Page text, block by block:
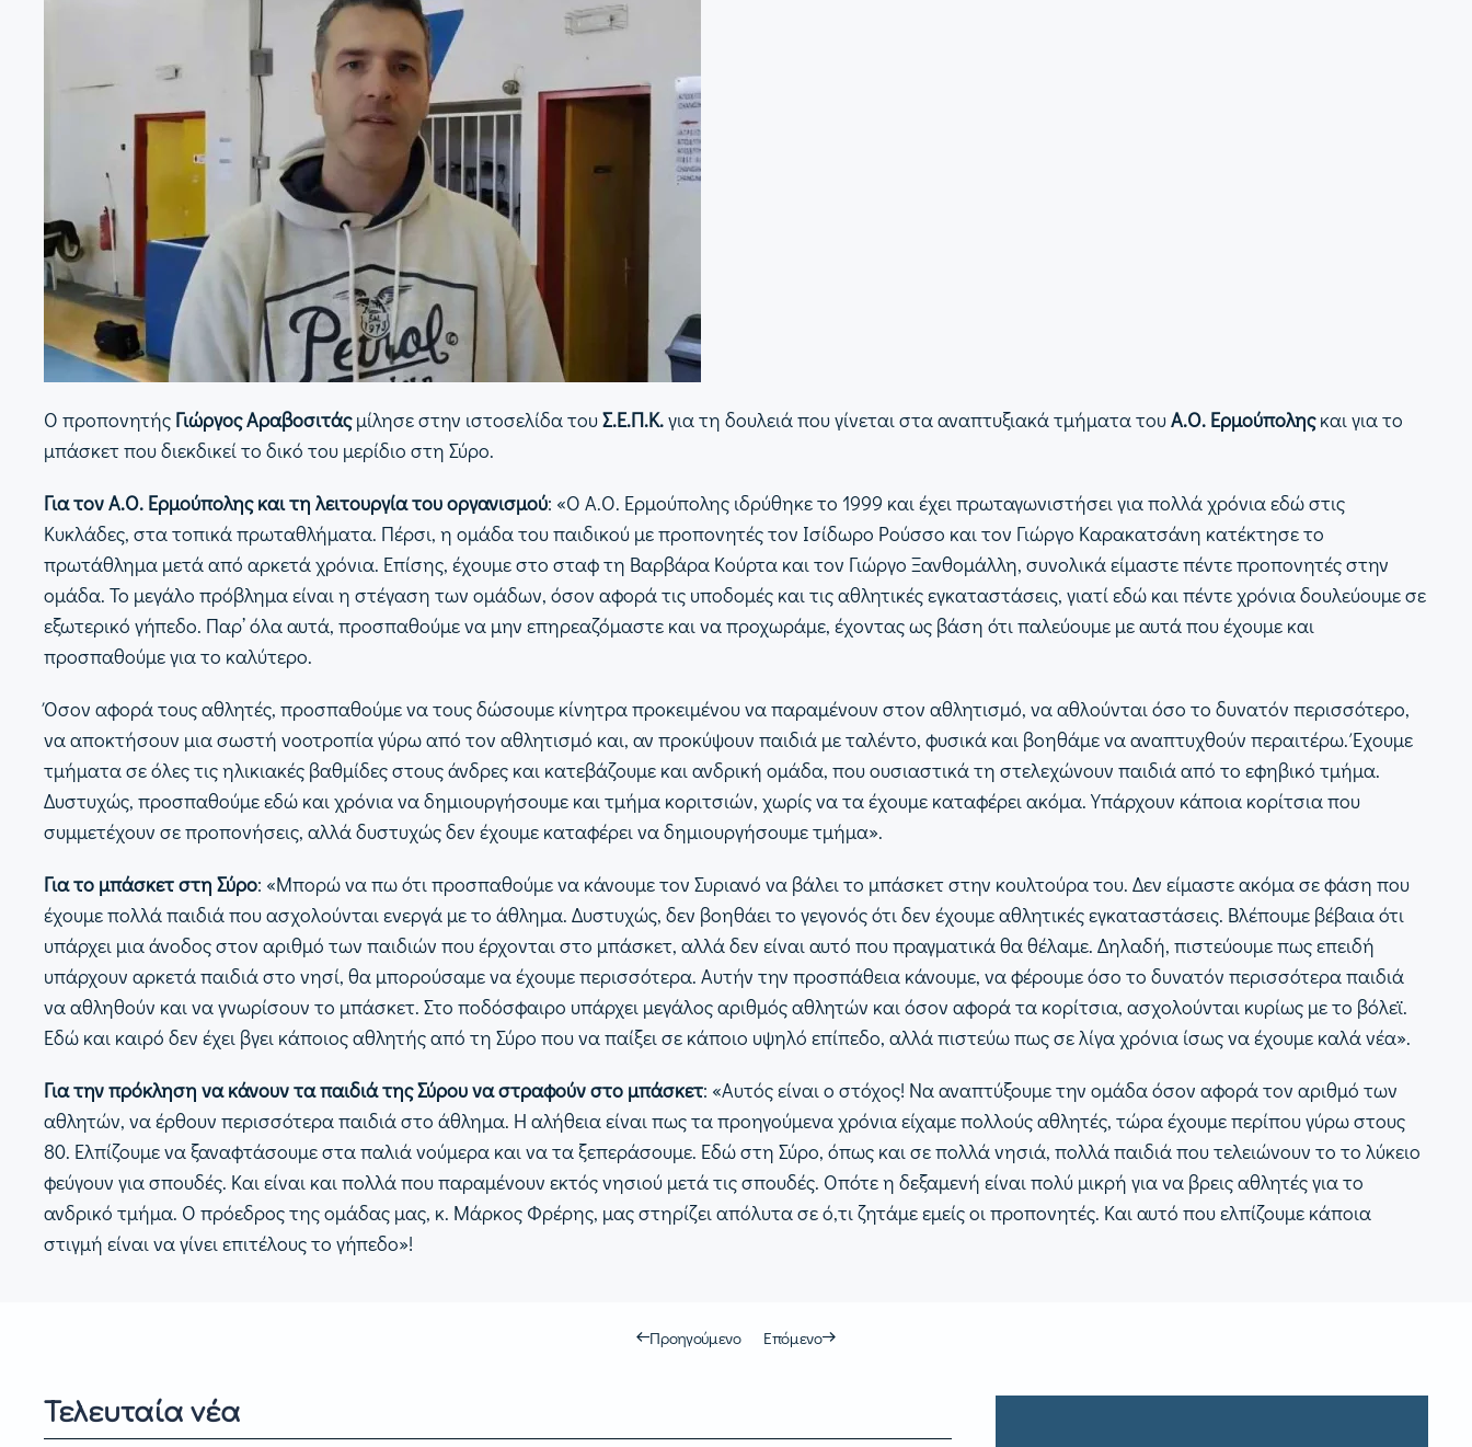
Ο προπονητής Γιώργος Αραβοσιτάςμίλησε στην ιστοσελίδα τουΣ.Ε.Π.Κ.για τη δουλειά που γίνεται στα αναπτυξιακά τμήματα τουΑ.Ο. Ερμούποληςκαι για το
μπάσκετ που διεκδικεί το δικό του μερίδιο στη Σύρο.
Για τον Α.Ο. Ερμούπολης και τη λειτουργία του οργανισμού: «Ο Α.Ο. Ερμούπολης ιδρύθηκε το 1999 και έχει πρωταγωνιστήσει για πολλά χρόνια εδώ στις
Κυκλάδες, στα τοπικά πρωταθλήματα. Πέρσι, η ομάδα του παιδικού με προπονητές τον Ισίδωρο Ρούσσο και τον Γιώργο Καρακατσάνη κατέκτησε το
πρωτάθλημα μετά από αρκετά χρόνια. Επίσης, έχουμε στο σταφ τη Βαρβάρα Κούρτα και τον Γιώργο Ξανθομάλλη, συνολικά είμαστε πέντε προπονητές στην
ομάδα. Το μεγάλο πρόβλημα είναι η στέγαση των ομάδων, όσον αφορά τις υποδομές και τις αθλητικές εγκαταστάσεις, γιατί εδώ και πέντε χρόνια δουλεύουμε σε
εξωτερικό γήπεδο. Παρ’ όλα αυτά, προσπαθούμε να μην επηρεαζόμαστε και να προχωράμε, έχοντας ως βάση ότι παλεύουμε με αυτά που έχουμε και
προσπαθούμε για το καλύτερο.
Όσον αφορά τους αθλητές, προσπαθούμε να τους δώσουμε κίνητρα προκειμένου να παραμένουν στον αθλητισμό, να αθλούνται όσο το δυνατόν περισσότερο,
να αποκτήσουν μια σωστή νοοτροπία γύρω από τον αθλητισμό και, αν προκύψουν παιδιά με ταλέντο, φυσικά και βοηθάμε να αναπτυχθούν περαιτέρω. Έχουμε
τμήματα σε όλες τις ηλικιακές βαθμίδες στους άνδρες και κατεβάζουμε και ανδρική ομάδα, που ουσιαστικά τη στελεχώνουν παιδιά από το εφηβικό τμήμα.
Δυστυχώς, προσπαθούμε εδώ και χρόνια να δημιουργήσουμε και τμήμα κοριτσιών, χωρίς να τα έχουμε καταφέρει ακόμα. Υπάρχουν κάποια κορίτσια που
συμμετέχουν σε προπονήσεις, αλλά δυστυχώς δεν έχουμε καταφέρει να δημιουργήσουμε τμήμα».
Για το μπάσκετ στη Σύρο: «Μπορώ να πω ότι προσπαθούμε να κάνουμε τον Συριανό να βάλει το μπάσκετ στην κουλτούρα του. Δεν είμαστε ακόμα σε φάση που
έχουμε πολλά παιδιά που ασχολούνται ενεργά με το άθλημα. Δυστυχώς, δεν βοηθάει το γεγονός ότι δεν έχουμε αθλητικές εγκαταστάσεις. Βλέπουμε βέβαια ότι
υπάρχει μια άνοδος στον αριθμό των παιδιών που έρχονται στο μπάσκετ, αλλά δεν είναι αυτό που πραγματικά θα θέλαμε. Δηλαδή, πιστεύουμε πως επειδή
υπάρχουν αρκετά παιδιά στο νησί, θα μπορούσαμε να έχουμε περισσότερα. Αυτήν την προσπάθεια κάνουμε, να φέρουμε όσο το δυνατόν περισσότερα παιδιά
να αθληθούν και να γνωρίσουν το μπάσκετ. Στο ποδόσφαιρο υπάρχει μεγάλος αριθμός αθλητών και όσον αφορά τα κορίτσια, ασχολούνται κυρίως με το βόλεϊ.
Εδώ και καιρό δεν έχει βγει κάποιος αθλητής από τη Σύρο που να παίξει σε κάποιο υψηλό επίπεδο, αλλά πιστεύω πως σε λίγα χρόνια ίσως να έχουμε καλά νέα».
Για την πρόκληση να κάνουν τα παιδιά της Σύρου να στραφούν στο μπάσκετ: «Αυτός είναι ο στόχος! Να αναπτύξουμε την ομάδα όσον αφορά τον αριθμό των
αθλητών, να έρθουν περισσότερα παιδιά στο άθλημα. Η αλήθεια είναι πως τα προηγούμενα χρόνια είχαμε πολλούς αθλητές, τώρα έχουμε περίπου γύρω στους
80. Ελπίζουμε να ξαναφτάσουμε στα παλιά νούμερα και να τα ξεπεράσουμε. Εδώ στη Σύρο, όπως και σε πολλά νησιά, πολλά παιδιά που τελειώνουν το το λύκειο
φεύγουν για σπουδές. Και είναι και πολλά που παραμένουν εκτός νησιού μετά τις σπουδές. Οπότε η δεξαμενή είναι πολύ μικρή για να βρεις αθλητές για το
ανδρικό τμήμα. Ο πρόεδρος της ομάδας μας, κ. Μάρκος Φρέρης, μας στηρίζει απόλυτα σε ό,τι ζητάμε εμείς οι προπονητές. Και αυτό που ελπίζουμε κάποια
στιγμή είναι να γίνει επιτέλους το γήπεδο»!
Προηγούμενο Επόμενο
Τελευταία νέα